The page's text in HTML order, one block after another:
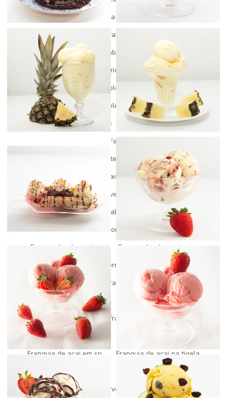
Fabrica de açai para revenda
Fabrica de açai a venda
Fabrica de gelato
Fabrica de gelato italiano
Fabrica de picole
Fabrica de picole artesanal
Fabrica de picole mg
Fabrica de picole paleta mexicana
Fabrica de picole perto de mim
Fabrica de picole para revenda
Fabrica de picole e sorvete
Fabrica de picole venda
Fabrica de sorvete gelato
Fabrica de sorvete em minas gerais
Fábrica de sorvete minas geriais
Fabrica de sorvete preço
Fábrica de sorvete para revenda
Fabricante de açaí
Fabricante de picolé
Fabricantes de açaí no brasil
Fornecedor de açai
Fornecedor de açai do pará
Fornecedor de açai mg
Fornecedor de açai puro
Fornecedor de picolé
Fornecedor de picole e sorvete
Fornecedores de sorvetes para revenda
Franquia de açai
Franquia de açai artesanal
Franquia de açai barata
Franquia de açai preço
Franquia de açai quanto custa
Franquia de açai self service
Franquia de açai e sorteve
Franquia de acai em sp
Franquia de açai na tigela
Franquia de açai valor
Franquia de açaiteria
Franquia fabrica de sorvete
Franquia gelato